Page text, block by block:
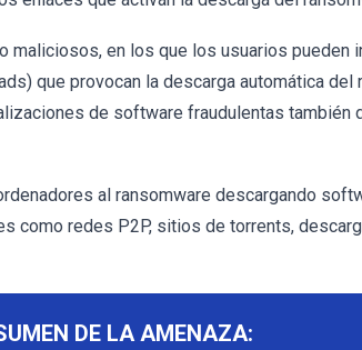
en los que los usuarios pueden
que provocan la descarga automática del
de software fraudulentas también
al ransomware descargando
como redes P2P, sitios de torrents,
DE LA AMENAZA: